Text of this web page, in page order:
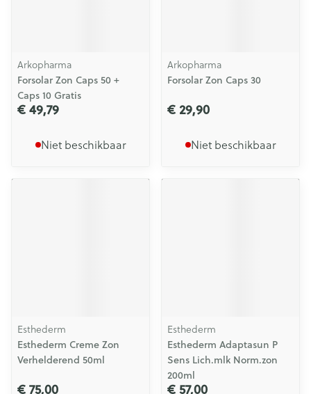
Arkopharma
Forsolar Zon Caps 50 +
Caps 10 Gratis
€ 49,79
Niet beschikbaar
Arkopharma
Forsolar Zon Caps 30
€ 29,90
Niet beschikbaar
Esthederm
Esthederm Creme Zon
Verhelderend 50ml
€ 75,00
Esthederm
Esthederm Adaptasun P
Sens Lich.mlk Norm.zon
200ml
€ 57,00